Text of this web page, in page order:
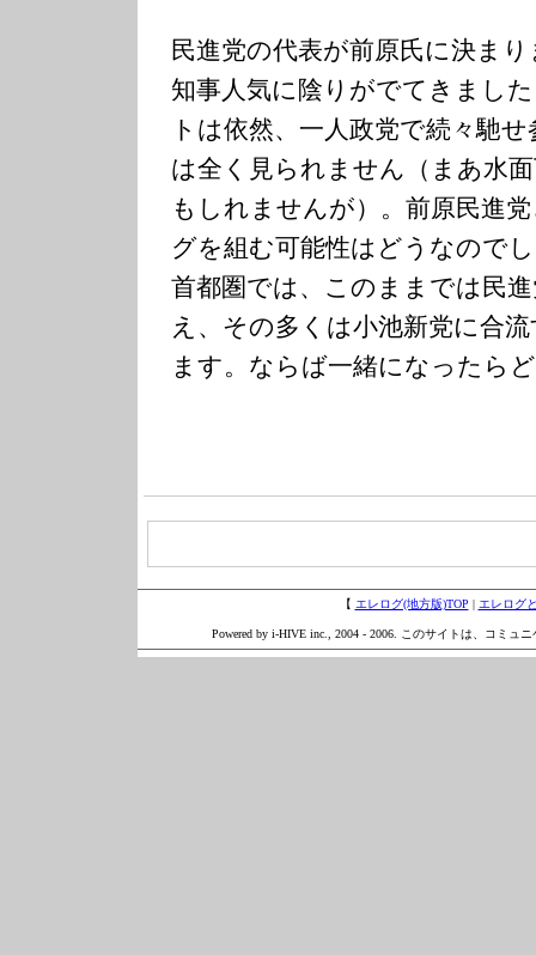
民進党の代表が前原氏に決ま
知事人気に陰りがでてきまし
トは依然、一人政党で続々馳
は全く見られません（まあ水
もしれませんが）。前原民進
グを組む可能性はどうなので
首都圏では、このままでは民
え、その多くは小池新党に合
ます。ならば一緒になったら
【 エレログ(地方版)TOP エレログ
Powered by i-HIVE inc., 2004 - 2006. このサイトは、コミュ